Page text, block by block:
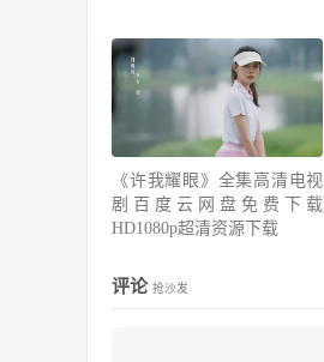
《许我耀眼》全集高清电视
剧百度云网盘免费下载
HD1080p超清资源下载
评论 抢沙发